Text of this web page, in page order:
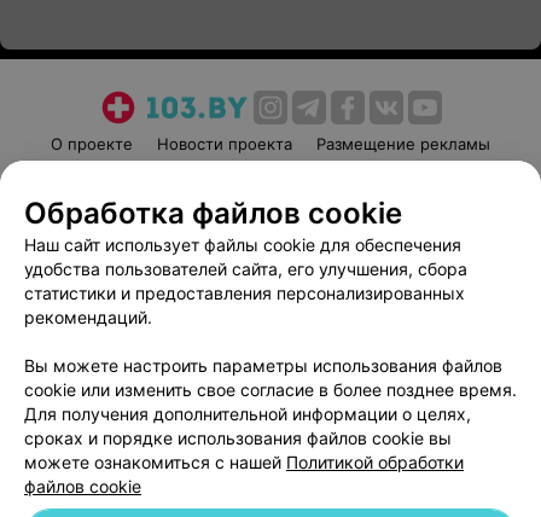
О проекте Новости проекта
Размещение рекламы
Пользовательское соглашение
Способы оплаты
Вакансии
Партнеры
Написать руководителю 103.by
Обработка персональных данных
Обработка файлов cookie
Наш сайт использует файлы cookie для обеспечения
удобства пользователей сайта, его улучшения, сбора
статистики и предоставления персонализированных
рекомендаций.
Вы можете настроить параметры использования файлов
cookie или изменить свое согласие в более позднее время.
Для получения дополнительной информации о целях,
сроках и порядке использования файлов cookie вы
можете ознакомиться с нашей Политикой обработки
файлов cookie